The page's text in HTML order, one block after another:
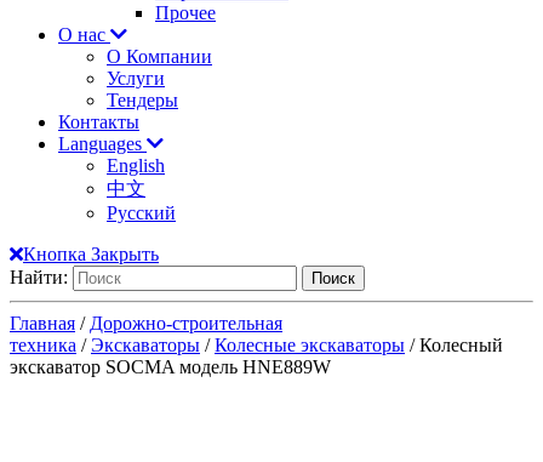
Прочее
О нас
О Компании
Услуги
Тендеры
Контакты
Languages
English
中文
Русский
Кнопка Закрыть
Найти:
Главная / Дорожно-строительная
техника /Экскаваторы /Колесные экскаваторы / Колесный
экскаватор SOCMA модель HNE889W